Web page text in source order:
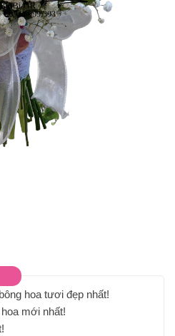
hoa tươi đẹp nhất!
mới nhất!